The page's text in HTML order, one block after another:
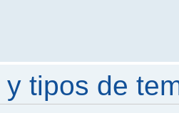
y tipos de